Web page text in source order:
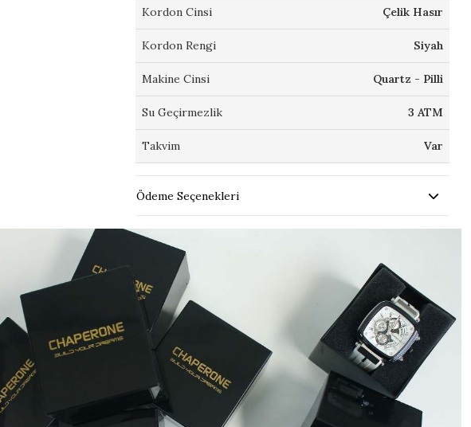
Kordon Cinsi Çelik Hasır
Kordon Rengi Siyah
Makine Cinsi Quartz - Pilli
Su Geçirmezlik 3 ATM
Takvim Var
Ödeme Seçenekleri